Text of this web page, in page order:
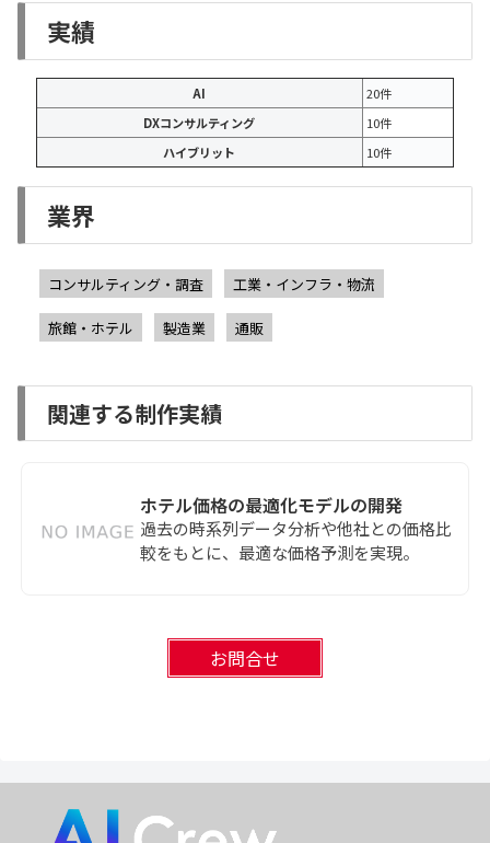
実績
AI
20件
DXコンサルティング
10件
ハイブリット
10件
業界
コンサルティング・調査 工業・インフラ・物流
旅館・ホテル 製造業 通販
関連する制作実績
ホテル価格の最適化モデルの開発
過去の時系列データ分析や他社との価格比
較をもとに、最適な価格予測を実現。
お問合せ